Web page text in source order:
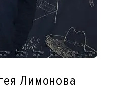
Лимонова